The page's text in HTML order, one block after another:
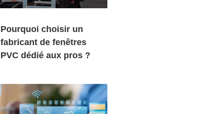
Pourquoi choisir un
fabricant de fenêtres
PVC dédié aux pros ?